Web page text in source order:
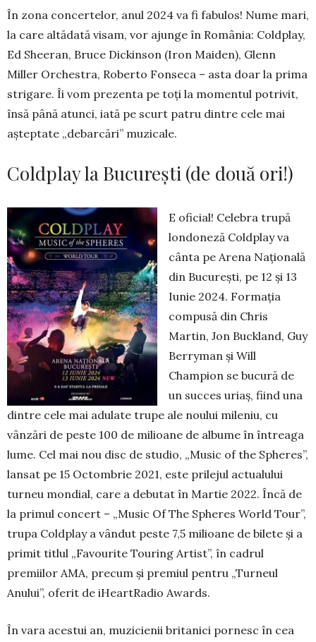
În zona concertelor, anul 2024 va fi fabulos! Nume mari,
la care altădată visam, vor ajunge în România: Coldplay,
Ed Sheeran, Bruce Dickinson (Iron Maiden), Glenn
Miller Or­chestra, Roberto Fonseca – asta doar la prima
stri­gare. Îi vom prezenta pe toți la momentul potrivit,
însă până atunci, iată pe scurt patru dintre cele mai
așteptate „debarcări” muzicale.
Coldplay la București (de două ori!)
E oficial! Celebra trupă
londoneză Coldplay va
cânta pe Arena Națională
din București, pe 12 și 13
Iunie 2024. Formația
compusă din Chris
Martin, Jon Buckland, Guy
Berryman și Will
Champion se bucură de
un succes uriaș, fiind una
dintre cele mai adulate trupe ale noului mileniu, cu
vânzări de peste 100 de milioane de albume în întreaga
lume. Cel mai nou disc de studio, „Music of the Spheres”,
lansat pe 15 Octombrie 2021, este prilejul ac­tua­lului
turneu mon­dial, care a debutat în Mar­tie 2022. Încă de
la pri­mul concert – „Music Of The Spheres World Tour”,
trupa Coldplay a vândut peste 7,5 mi­li­oane de bilete și a
pri­mit titlul „Favourite Touring Artist”, în ca­drul
premiilor AMA, precum și premiul pen­tru „Turneul
Anului”, oferit de iHeartRadio Awards.
În vara acestui an, muzicienii britanici por­nesc în cea